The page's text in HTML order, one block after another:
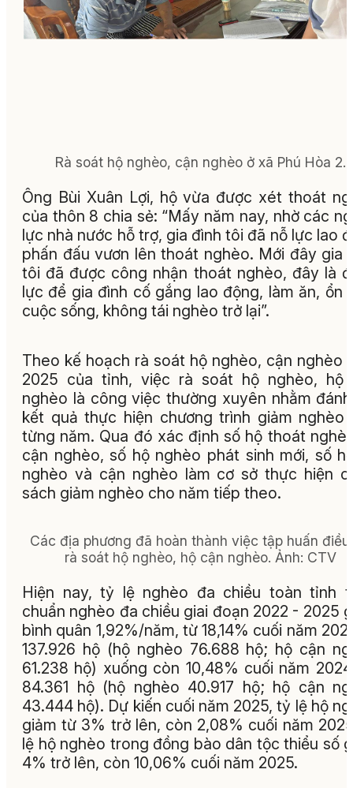
Rà soát hộ nghèo, cận nghèo ở xã Phú Hòa 2.
Ông Bùi Xuân Lợi, hộ vừa được xét thoát
của thôn 8 chia sẻ: “Mấy năm nay, nhờ các
lực nhà nước hỗ trợ, gia đình tôi đã nỗ lực lao
phấn đấu vươn lên thoát nghèo. Mới đây gia
tôi đã được công nhận thoát nghèo, đây là
lực để gia đình cố gắng lao động, làm ăn, ổn
cuộc sống, không tái nghèo trở lại”.
Theo kế hoạch rà soát hộ nghèo, cận nghèo
2025 của tỉnh, việc rà soát hộ nghèo, hộ
nghèo là công việc thường xuyên nhằm
kết quả thực hiện chương trình giảm nghèo
từng năm. Qua đó xác định số hộ thoát
cận nghèo, số hộ nghèo phát sinh mới, số
nghèo và cận nghèo làm cơ sở thực hiện
sách giảm nghèo cho năm tiếp theo.
Các địa phương đã hoàn thành việc tập huấn điều
rà soát hộ nghèo, hộ cận nghèo. Ảnh: CTV​​​​​​
Hiện nay, tỷ lệ nghèo đa chiều toàn tỉnh
chuẩn nghèo đa chiều giai đoạn 2022 - 2025
bình quân 1,92%/năm, từ 18,14% cuối năm
137.926 hộ (hộ nghèo 76.688 hộ; hộ cận
61.238 hộ) xuống còn 10,48% cuối năm
84.361 hộ (hộ nghèo 40.917 hộ; hộ cận
43.444 hộ). Dự kiến cuối năm 2025, tỷ lệ hộ
giảm từ 3% trở lên, còn 2,08% cuối năm
lệ hộ nghèo trong đồng bào dân tộc thiểu số
4% trở lên, còn 10,06% cuối năm 2025.